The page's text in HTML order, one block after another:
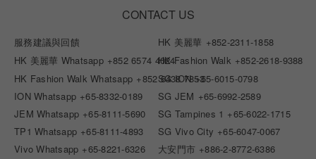
CONTACT US
服務建議與回饋 HK 美麗華 +852-2311-1858
HK 美麗華 Whatsapp +852 6574 4024HK Fashion Walk +852-2618-9388
HK Fashion Walk Whatsapp +852 6438 7853
SG ION +65-6015-0798
ION Whatsapp +65-8332-0189 SG JEM +65-6992-2589
JEM Whatsapp +65-8111-5690 SG Tampines 1 +65-6022-1715
TP1 Whatsapp +65-8111-4893 SG Vivo City +65-6047-0067
Vivo Whatsapp +65-8221-6326 大安門市 +886-2-8772-6386